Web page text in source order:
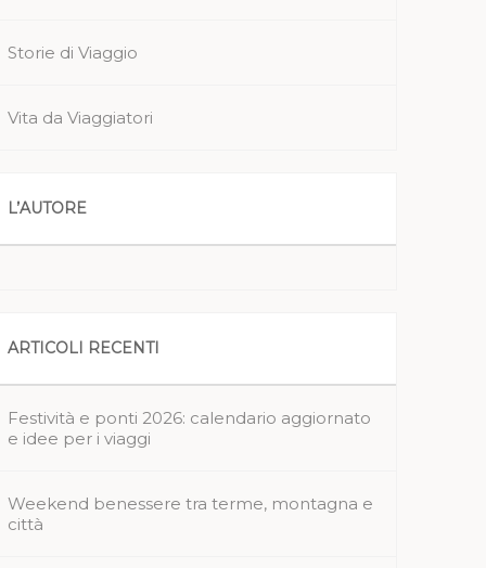
Storie di Viaggio
Vita da Viaggiatori
L’AUTORE
ARTICOLI RECENTI
Festività e ponti 2026: calendario aggiornato
e idee per i viaggi
Weekend benessere tra terme, montagna e
città